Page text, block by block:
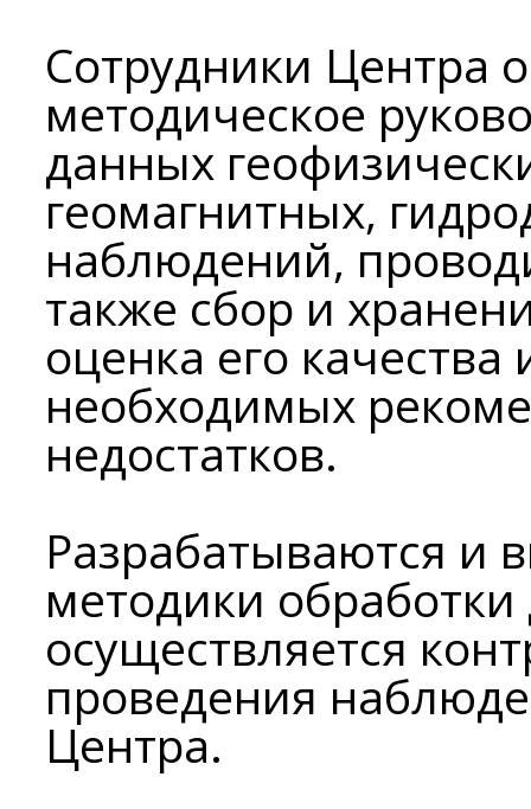
Сотрудники Центра
методическое
данных
геомагнитных,
наблюдений,
также сбор и
оценка его
необходимых
недостатков.
Разрабатываются и
методики
осуществляется
проведения
Центра.